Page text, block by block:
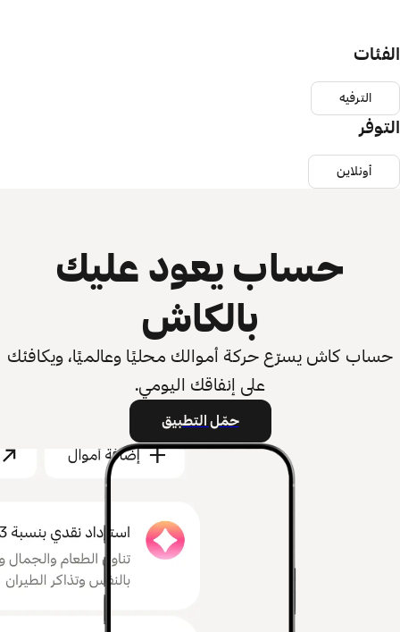
الفئات
الترفيه
التوفر
أونلاين
حساب يعود عليك
بالكاش
حساب كاش يسرّع حركة أموالك محليًا وعالميًا، ويكافئك
على إنفاقك اليومي.
حمّل التطبيق